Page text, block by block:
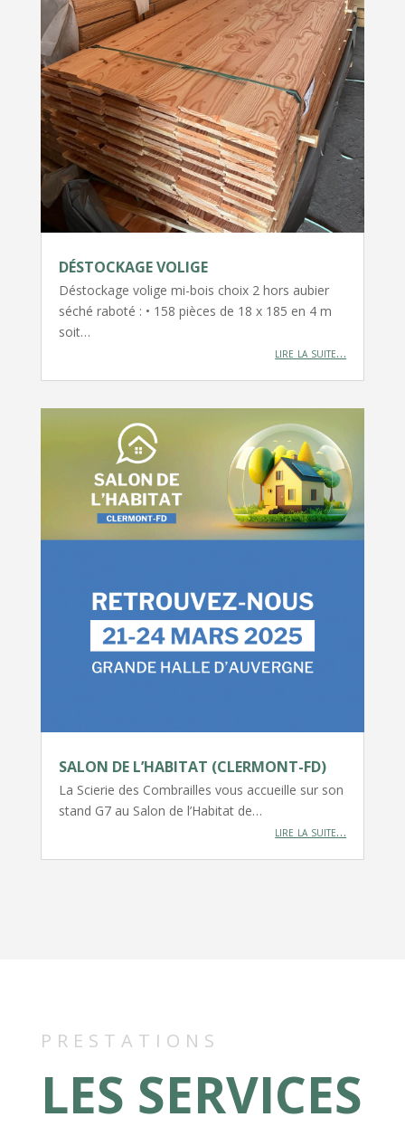
DÉSTOCKAGE VOLIGE
Déstockage volige mi-bois choix 2 hors aubier
séché raboté : • 158 pièces de 18 x 185 en 4 m
soit…
lire la suite…
SALON DE L’HABITAT (CLERMONT-FD)
La Scierie des Combrailles vous accueille sur son
stand G7 au Salon de l’Habitat de…
lire la suite…
PRESTATIONS
LES SERVICES